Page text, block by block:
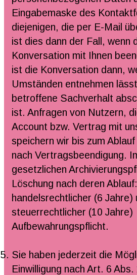
Eingabemaske des
diejenigen, die per E-Mail
ist dies dann der Fall, wenn
Konversation mit Ihnen
ist die Konversation dann,
Umständen entnehmen
betroffene Sachverhalt
ist. Anfragen von Nutzern,
Account bzw. Vertrag mit
speichern wir bis zum
nach Vertragsbeendigung.
gesetzlichen
Löschung nach deren
handelsrechtlicher (6 Jahre)
steuerrechtlicher (10 Jahre)
Aufbewahrungspflicht.
Sie haben jederzeit die
Einwilligung nach Art. 6